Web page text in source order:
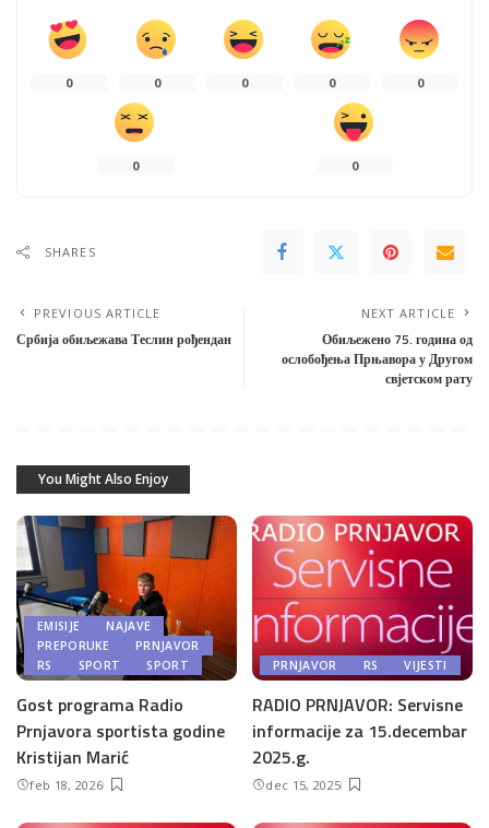
0 0 0 0 0
0 0
SHARES
PREVIOUS ARTICLE
Србија обиљежава Теслин рођендан
NEXT ARTICLE
Обиљежено 75. година од
ослобођења Прњавора у Другом
свјетском рату
You Might Also Enjoy
EMISIJE
NAJAVE
PREPORUKE
PRNJAVOR
RS
SPORT SPORT
Gost programa Radio
Prnjavora sportista godine
Kristijan Marić
feb 18, 2026
PRNJAVOR RS VIJESTI
RADIO PRNJAVOR: Servisne
informacije za 15.decembar
2025.g.
dec 15, 2025